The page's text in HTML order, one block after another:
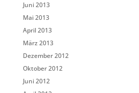
Juni 2013
Mai 2013
April 2013
März 2013
Dezember 2012
Oktober 2012
Juni 2012